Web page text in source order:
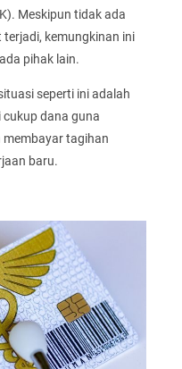
Meskipun tidak ada
kemungkinan ini
pihak lain.
seperti ini adalah
dana guna
membayar tagihan
baru.